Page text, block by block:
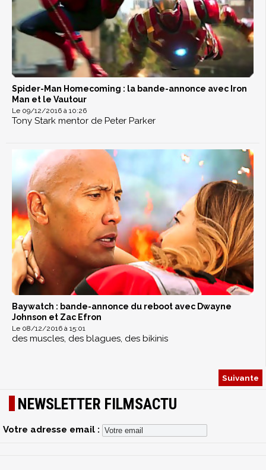
Spider-Man Homecoming : la bande-annonce avec Iron
Man et le Vautour
Le 09/12/2016 à 10:26
Tony Stark mentor de Peter Parker
Baywatch : bande-annonce du reboot avec Dwayne
Johnson et Zac Efron
Le 08/12/2016 à 15:01
des muscles, des blagues, des bikinis
Suivante
NEWSLETTER FILMSACTU
Votre adresse email :